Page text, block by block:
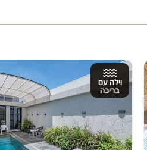
וילה עם
בריכה